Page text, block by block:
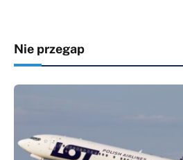
Nie przegap